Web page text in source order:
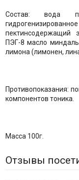
Состав: вода
пектинсодержащий
ПЭГ-8 масло
лимона (лимонен,
Противопоказания:
компонентов тоника.
Масса 100г.
Отзывы